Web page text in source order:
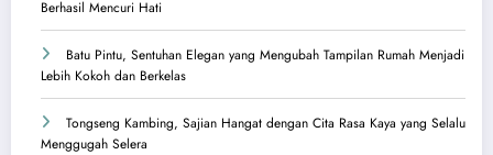
Berhasil Mencuri Hati
Batu Pintu, Sentuhan Elegan yang Mengubah Tampilan Rumah Menjadi
Lebih Kokoh dan Berkelas
Tongseng Kambing, Sajian Hangat dengan Cita Rasa Kaya yang Selalu
Menggugah Selera